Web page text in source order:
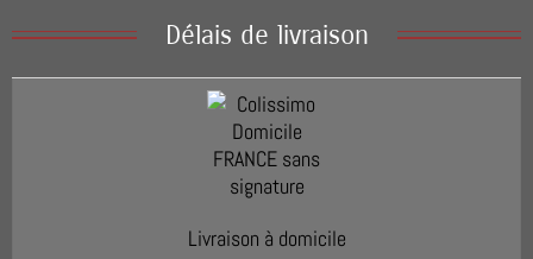
Délais de livraison
Livraison à domicile